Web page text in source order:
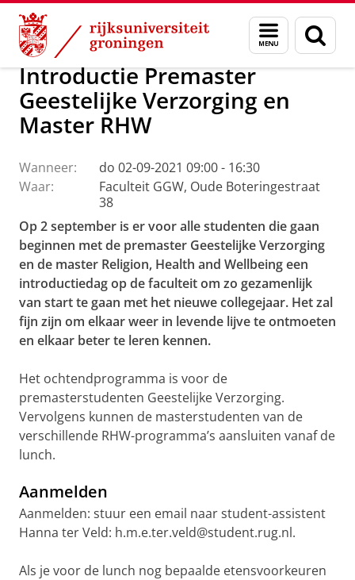
Skip
Content
Skip
Navigation
Menu
en
zoeken
Faculteit Religie, Cultuur en Maatschappij Agenda
Introductie Premaster
Geestelijke Verzorging en
Master RHW
Wanneer:
do 02-09-2021 09:00 - 16:30
Waar:
Faculteit GGW, Oude Boteringestraat
38
Op 2 september is er voor alle studenten die gaan
beginnen met de premaster Geestelijke Verzorging
en de master Religion, Health and Wellbeing een
introductiedag op de faculteit om zo gezamenlijk
van start te gaan met het nieuwe collegejaar. Het zal
fijn zijn om elkaar weer in levende lijve te ontmoeten
en elkaar beter te leren kennen.
Het ochtendprogramma is voor de
premasterstudenten Geestelijke Verzorging.
Vervolgens kunnen de masterstudenten van de
verschillende RHW-programma’s aansluiten vanaf de
lunch.
Aanmelden
Aanmelden: stuur een email naar student-assistent
Hanna ter Veld: h.m.e.ter.veld@student.rug.nl.
Als je voor de lunch nog bepaalde etensvoorkeuren